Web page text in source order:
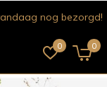
0 0
nog bezorgd!